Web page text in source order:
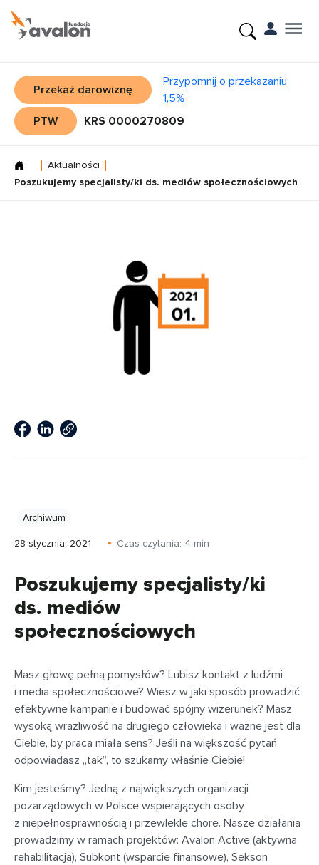
Przekaż darowiznę
Przypomnij o przekazaniu
1,5%
PTW
KRS 0000270809
Aktualności
Poszukujemy specjalisty/ki ds. mediów społecznościowych
Archiwum
28 stycznia, 2021 Czas czytania: 4 min
Poszukujemy specjalisty/ki
ds. mediów
społecznościowych
Masz głowę pełną pomysłów? Lubisz kontakt z ludźmi
i media społecznościowe? Wiesz w jaki sposób prowadzić
efektywne kampanie i budować spójny wizerunek? Masz
wysoką wrażliwość na drugiego człowieka i ważne jest dla
Ciebie, by praca miała sens? Jeśli na większość pytań
odpowiadasz „tak”, to szukamy właśnie Ciebie!
Kim jesteśmy? Jedną z największych organizacji
pozarządowych w Polsce wspierających osoby
z niepełnosprawnością i przewlekle chore. Nasze działania
prowadzimy w ramach projektów: Avalon Active (aktywna
rehabilitacja), Subkont (wsparcie finansowe), Sekson